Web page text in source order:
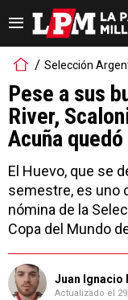
Selección
Pese a sus
River,
Acuña
El Huevo, que se
semestre, es uno
nómina de la
Copa del Mundo
Juan Ignacio
Actualizado el